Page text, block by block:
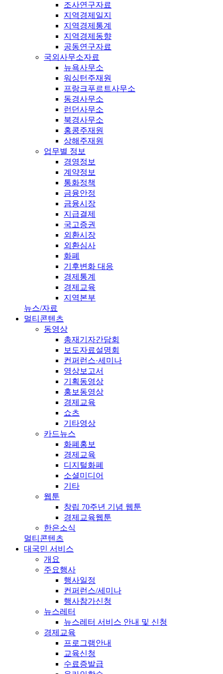
조사연구자료
지역경제일지
지역경제통계
지역경제동향
공동연구자료
국외사무소자료
뉴욕사무소
워싱턴주재원
프랑크푸르트사무소
동경사무소
런던사무소
북경사무소
홍콩주재원
상해주재원
업무별 정보
경영정보
계약정보
통화정책
금융안정
금융시장
지급결제
국고증권
외환시장
외환심사
화폐
기후변화 대응
경제통계
경제교육
지역본부
뉴스/자료
멀티콘텐츠
동영상
총재기자간담회
보도자료설명회
컨퍼런스·세미나
영상보고서
기획동영상
홍보동영상
경제교육
쇼츠
기타영상
카드뉴스
화폐홍보
경제교육
디지털화폐
소셜미디어
기타
웹툰
창립 70주년 기념 웹툰
경제교육웹툰
한은소식
멀티콘텐츠
대국민 서비스
개요
주요행사
행사일정
컨퍼런스/세미나
행사참가신청
뉴스레터
뉴스레터 서비스 안내 및 신청
경제교육
프로그램안내
교육신청
수료증발급